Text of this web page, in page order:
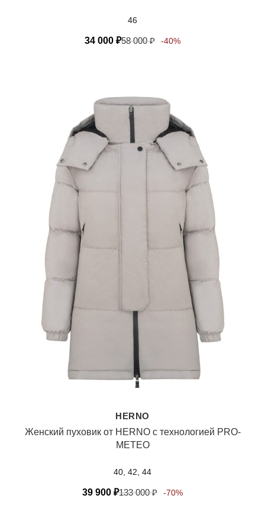
46
34 000 ₽58 000₽ -40%
HERNO
Женский пуховик от HERNO с технологией PRO-
METEO
40, 42, 44
39 900 ₽133 000₽ -70%